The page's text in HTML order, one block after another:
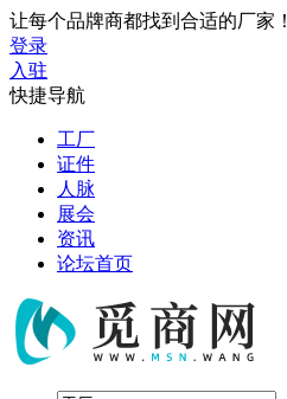
让每个品牌商都找到合适的厂家！
登录
入驻
快捷导航
工厂
证件
人脉
展会
资讯
论坛首页